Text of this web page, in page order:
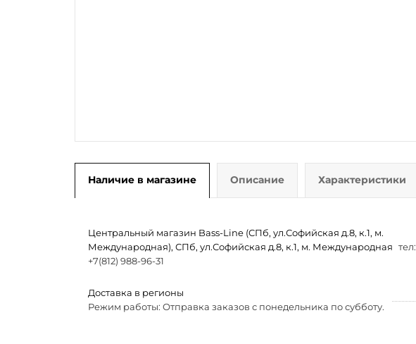
Наличие в магазине Описание Характеристики
Центральный магазин Bass-Line (СПб, ул.Софийская д.8, к.1, м.
Международная), СПб, ул.Софийская д.8, к.1, м. Международная тел:
+7(812) 988-96-31
Доставка в регионы
Режим работы: Отправка заказов с понедельника по субботу.